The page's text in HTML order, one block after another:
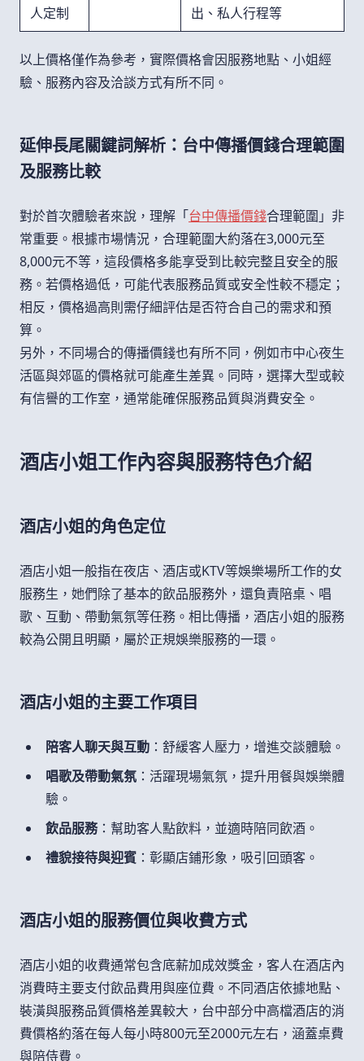
人定制
出、私人行程等
以上價格僅作為參考，實際價格會因服務地點、小姐經
驗、服務內容及洽談方式有所不同。
延伸長尾關鍵詞解析：台中傳播價錢合理範圍
及服務比較
對於首次體驗者來說，理解「台中傳播價錢合理範圍」非
常重要。根據市場情況，合理範圍大約落在3,000元至
8,000元不等，這段價格多能享受到比較完整且安全的服
務。若價格過低，可能代表服務品質或安全性較不穩定；
相反，價格過高則需仔細評估是否符合自己的需求和預
算。
另外，不同場合的傳播價錢也有所不同，例如市中心夜生
活區與郊區的價格就可能產生差異。同時，選擇大型或較
有信譽的工作室，通常能確保服務品質與消費安全。
酒店小姐工作內容與服務特色介紹
酒店小姐的角色定位
酒店小姐一般指在夜店、酒店或KTV等娛樂場所工作的女
服務生，她們除了基本的飲品服務外，還負責陪桌、唱
歌、互動、帶動氣氛等任務。相比傳播，酒店小姐的服務
較為公開且明顯，屬於正規娛樂服務的一環。
酒店小姐的主要工作項目
陪客人聊天與互動 ：舒緩客人壓力，增進交談體驗。
唱歌及帶動氣氛 ：活躍現場氣氛，提升用餐與娛樂體
驗。
飲品服務：幫助客人點飲料，並適時陪同飲酒。
禮貌接待與迎賓 ：彰顯店鋪形象，吸引回頭客。
酒店小姐的服務價位與收費方式
酒店小姐的收費通常包含底薪加成效獎金，客人在酒店內
消費時主要支付飲品費用與座位費。不同酒店依據地點、
裝潢與服務品質價格差異較大，台中部分中高檔酒店的消
費價格約落在每人每小時800元至2000元左右，涵蓋桌費
與陪侍費。